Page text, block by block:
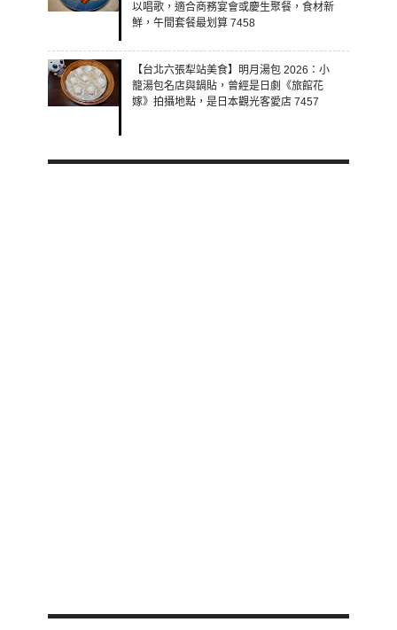
以唱歌，適合商務宴會或慶生聚餐，食材新
鮮，午間套餐最划算 7458
【台北六張犁站美食】明月湯包 2026：小
籠湯包名店與鍋貼，曾經是日劇《旅館花
嫁》拍攝地點，是日本觀光客愛店 7457